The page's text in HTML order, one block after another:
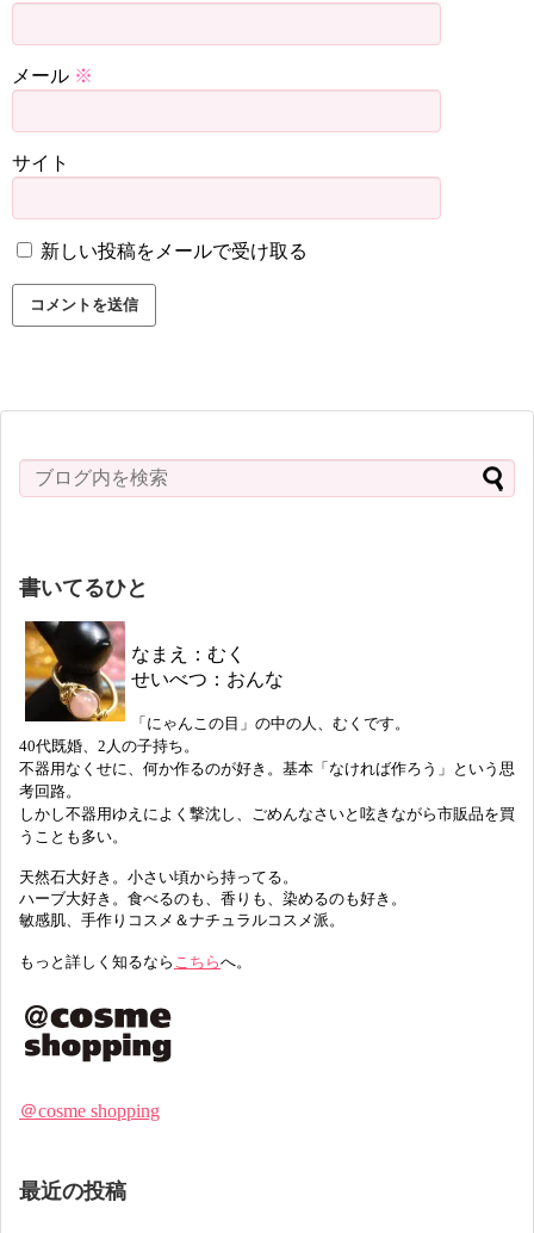
メール ※
サイト
新しい投稿をメールで受け取る
書いてるひと
なまえ：むく
せいべつ：おんな
「にゃんこの目」の中の人、むくです。
40代既婚、2人の子持ち。
不器用なくせに、何か作るのが好き。基本「なければ作ろう」という思
考回路。
しかし不器用ゆえによく撃沈し、ごめんなさいと呟きながら市販品を買
うことも多い。
天然石大好き。小さい頃から持ってる。
ハーブ大好き。食べるのも、香りも、染めるのも好き。
敏感肌、手作りコスメ＆ナチュラルコスメ派。
もっと詳しく知るなら こちらへ。
＠cosme shopping
最近の投稿